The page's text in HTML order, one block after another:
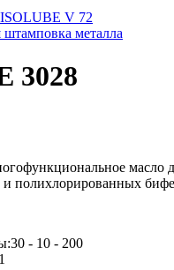
ISOLUBE V 72
металла
3028
масло
и полихлорированных
- 10 - 200